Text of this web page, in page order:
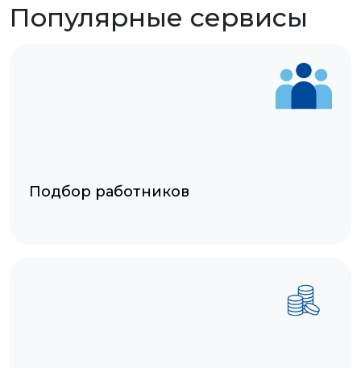
Популярные сервисы
Подбор работников